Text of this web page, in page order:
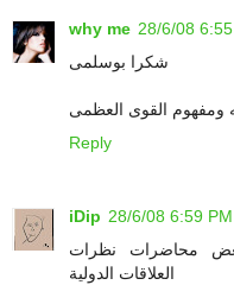
why me 28/6/08
شكرا بوسلمى
ومفهوم القوى العظمى
Reply
iDip 28/6/08 6:59 PM
محاضرات نظرات
العلاقات الدولية